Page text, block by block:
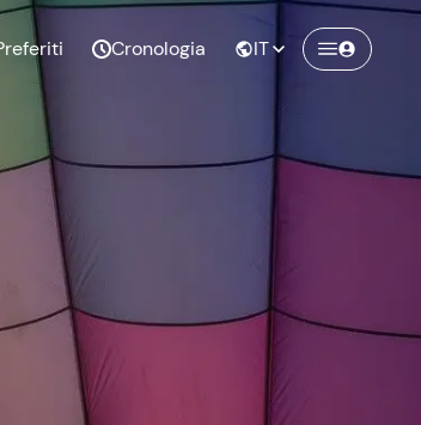
Cronologia IT
Crea un account Freedome
Unisciti a una community di avventurieri
come te e colleziona ricordi indimenticabili!
Continua con l'email